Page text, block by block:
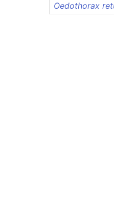
Oedothorax